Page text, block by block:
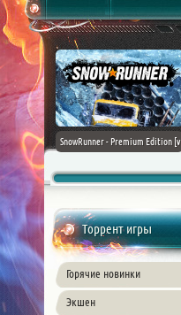
Flag
PC
SnowRunner - Premium Edition [v
Торрент игры
Горячие новинки
Экшен